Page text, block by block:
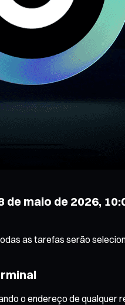
maio de 2026,
as tarefas serão
o endereço de